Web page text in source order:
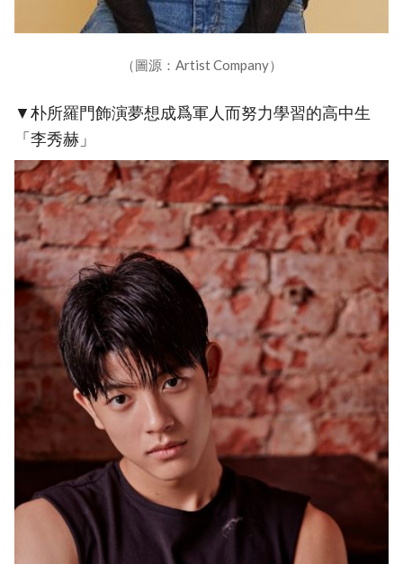
（圖源：Artist Company）
▼朴所羅門飾演夢想成爲軍人而努力學習的高中生
「李秀赫」